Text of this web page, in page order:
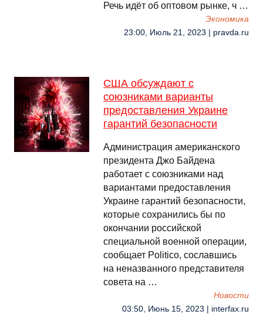
Речь идёт об оптовом рынке, ч …
Экономика
23:00, Июль 21, 2023 | pravda.ru
США обсуждают с
союзниками варианты
предоставления Украине
гарантий безопасности
Администрация американского
президента Джо Байдена
работает с союзниками над
вариантами предоставления
Украине гарантий безопасности,
которые сохранились бы по
окончании российской
специальной военной операции,
сообщает Politico, сославшись
на неназванного представителя
совета на …
Новости
03:50, Июнь 15, 2023 | interfax.ru